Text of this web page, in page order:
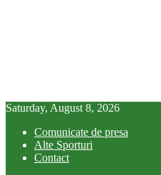
Saturday, August 8, 2026
Comunicate de presa
Alte Sporturi
Contact